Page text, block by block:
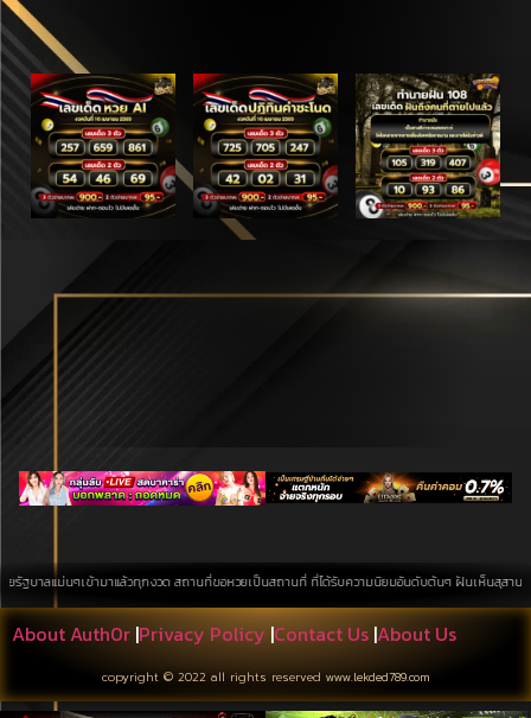
ๆเข้ามาแล้วทุกงวด สถานที่ขอหวยเป็นสถานที่ ที่ได้รับความนิยมอันดับต้นๆ ฝันเห็นสุสาน การค้
About Auth0r |Privacy Policy|Contact Us |About Us
copyright © 2022 all rights reserved www.lekded789.com